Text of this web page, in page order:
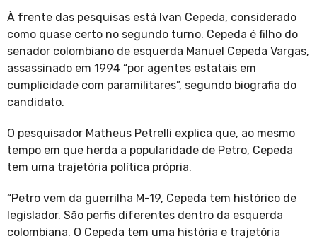
À frente das pesquisas está Ivan Cepeda, considerado
como quase certo no segundo turno. Cepeda é filho do
senador colombiano de esquerda Manuel Cepeda Vargas,
assassinado em 1994 “por agentes estatais em
cumplicidade com paramilitares”, segundo biografia do
candidato.
O pesquisador Matheus Petrelli explica que, ao mesmo
tempo em que herda a popularidade de Petro, Cepeda
tem uma trajetória política própria.
“Petro vem da guerrilha M-19, Cepeda tem histórico de
legislador. São perfis diferentes dentro da esquerda
colombiana. O Cepeda tem uma história e trajetória